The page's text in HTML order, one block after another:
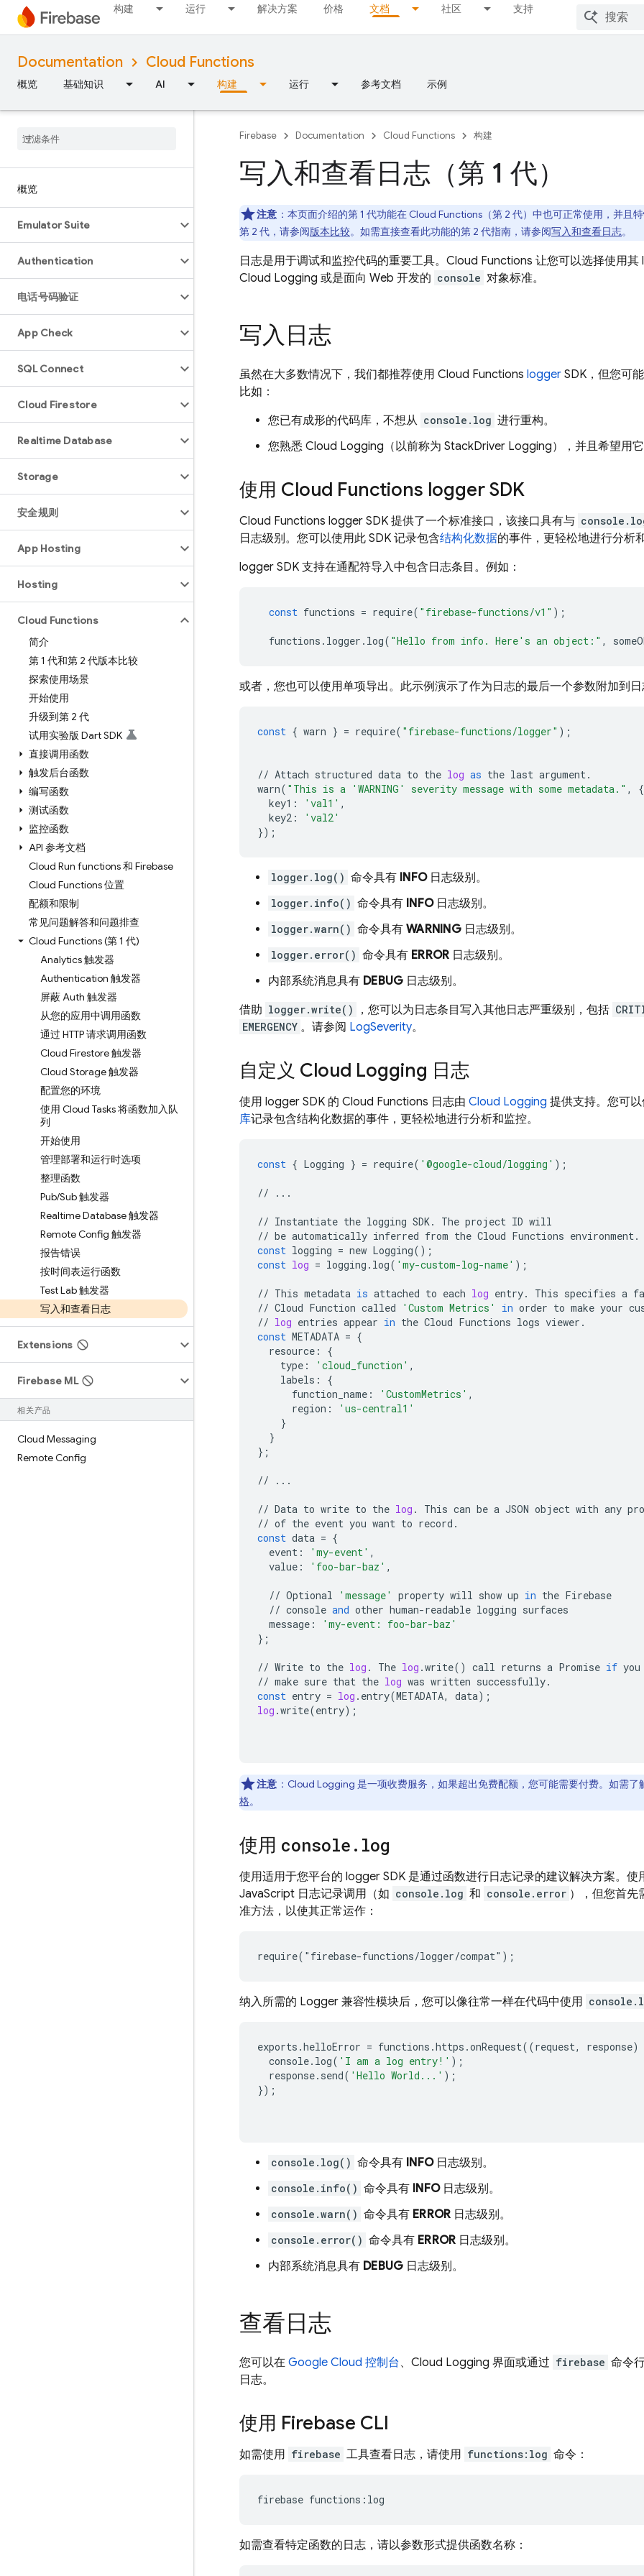
构建 运行 解决方案 价格 文档 社区 支持
Documentation Cloud Functions
概览 基础知识 AI 构建 运行 参考文档 示例
概览
Emulator Suite
Authentication
电话号码验证
App Check
SQL Connect
Cloud Firestore
Realtime Database
Storage
安全规则
App Hosting
Hosting
Cloud Functions
简介
第 1 代和第 2 代版本比较
探索使用场景
开始使用
升级到第 2 代
试用实验版 Dart SDK
直接调用函数
触发后台函数
编写函数
测试函数
监控函数
API 参考文档
Cloud Run functions 和 Firebase
Cloud Functions 位置
配额和限制
常见问题解答和问题排查
Cloud Functions (第 1 代)
Analytics 触发器
Authentication 触发器
屏蔽 Auth 触发器
从您的应用中调用函数
通过 HTTP 请求调用函数
Cloud Firestore 触发器
Cloud Storage 触发器
配置您的环境
使用 Cloud Tasks 将函数加入队
列
开始使用
管理部署和运行时选项
整理函数
Pub/Sub 触发器
Realtime Database 触发器
Remote Config 触发器
报告错误
按时间表运行函数
Test Lab 触发器
写入和查看日志
Extensions
Firebase ML
相关产品
Cloud Messaging
Remote Config
Firebase Documentation Cloud Functions 构建
写入和查看日志（第 1 代）
注意 ： 本页面介绍的第 1 代功能在 Cloud Functions（第 2 代）中也可正常使用，并且
第 2 代，请参阅版本比较。如需直接查看此功能的第 2 代指南，请参阅写入和查看日志。
日志是用于调试和监控代码的重要工具。 Cloud Functions 让您可以选择使用
Cloud Logging 或是面向 Web 开发的 console 对象标准。
写入日志
虽然在大多数情况下，我们都推荐使用 Cloud Functions logger SDK，但您可
比如：
您已有成形的代码库，不想从 console.log 进行重构。
您熟悉 Cloud Logging （以前称为 StackDriver Logging），并且希望用
使用 Cloud Functions logger SDK
Cloud Functions logger SDK 提供了一个标准接口，该接口具有与
日志级别。您可以使用此 SDK 记录包含结构化数据的事件，更轻松地进行分析
logger SDK 支持在通配符导入中包含日志条目。例如：
const functions = require( "firebase-functions/v1" );
functions . logger . log( "Hello from info. Here's an object:" ,
或者，您也可以使用单项导出。此示例演示了作为日志的最后一个参数附加到日
const { warn } = require( "firebase-functions/logger" );
// Attach structured data to the log as the last argument.
warn( "This is a 'WARNING' severity message with some metadata." ,
{
key1 : 'val1' ,
key2 :
'val2'
});
logger.log() 命令具有 INFO日志级别。
logger.info() 命令具有 INFO日志级别。
logger.warn() 命令具有 WARNING日志级别。
logger.error() 命令具有 ERROR 日志级别。
内部系统消息具有 DEBUG 日志级别。
借助 logger.write() ，您可以为日志条目写入其他日志严重级别，包括
EMERGENCY 。请参阅 LogSeverity。
自定义 Cloud Logging 日志
使用 logger SDK 的 Cloud Functions 日志由 Cloud Logging 提供支持。您可以
库记录包含结构化数据的事件，更轻松地进行分析和监控。
const { Logging } = require( '@google-cloud/logging' );
// ...
// Instantiate the logging SDK. The project ID will
// be automatically inferred from the Cloud Functions environment.
const logging = new Logging();
const log = logging . log( 'my-custom-log-name' );
// This metadata is attached to each log entry. This specifies a
// Cloud Function called 'Custom Metrics' in order to make your
// log entries appear in the Cloud Functions logs viewer .
const METADATA = {
resource :
{
type : 'cloud_function' ,
labels :
{
function_name : 'CustomMetrics' ,
region :
'us-central1'
}
}
};
// ...
// Data to write to the log . This can be a JSON object with any
// of the event you want to record .
const data = {
event : 'my-event' ,
value : 'foo-bar-baz' ,
// Optional 'message' property will show up in the Firebase
// console and other human-readable logging surfaces
message :
'my-event: foo-bar-baz'
};
// Write to the log . The log .write() call returns a Promise if you
// make sure that the log was written successfully.
const entry = log . entry(METADATA, data);
log .write(entry);
注意 ： Cloud Logging 是一项收费服务，如果超出免费配额，您可能需要付费。如需了
格。
使用 console. log
使用适用于您平台的 logger SDK 是通过函数进行日志记录的建议解决方案。
JavaScript 日志记录调用（如 console.log 和 console.error ），但您首先
准方法，以使其正常运作：
纳入所需的 Logger 兼容性模块后，您可以像往常一样在代码中使用
exports .helloError = functions .https .onRequest((request, response)
console. log( 'I am a log entry!' );
response. send( 'Hello World...' );
});
console.log() 命令具有 INFO日志级别。
console.info() 命令具有 INFO日志级别。
console.warn() 命令具有 ERROR 日志级别。
console.error() 命令具有 ERROR 日志级别。
内部系统消息具有 DEBUG 日志级别。
查看日志
您可以在 Google Cloud 控制台 、 Cloud Logging 界面或通过 firebase 命令
日志。
使用 Firebase CLI
如需使用 firebase 工具查看日志，请使用 functions:log 命令：
如需查看特定函数的日志，请以参数形式提供函数名称：